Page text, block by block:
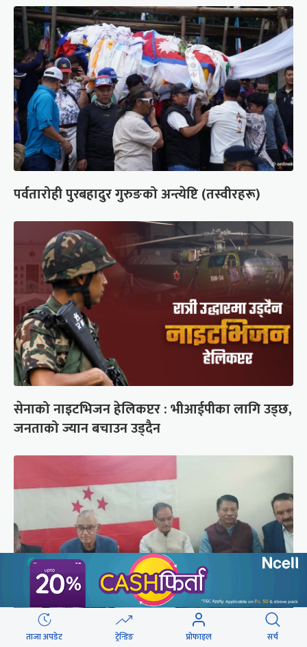
पर्वतारोही पुरबहादुर गुरुङको अन्त्येष्टि (तस्वीरहरू)
सेनाको नाइटभिजन हेलिकप्टर : भीआईपीका लागि उड्छ,
जनताको ज्यान बचाउन उड्दैन
ताजा अपडेट ट्रेन्डिङ प्रोफाइल सर्च